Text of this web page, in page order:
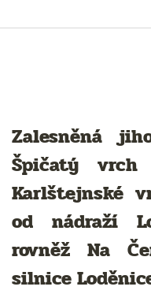
Zalesněná
Špičatý
Karlštejnské
od nádraží
rovněž Na
silnice